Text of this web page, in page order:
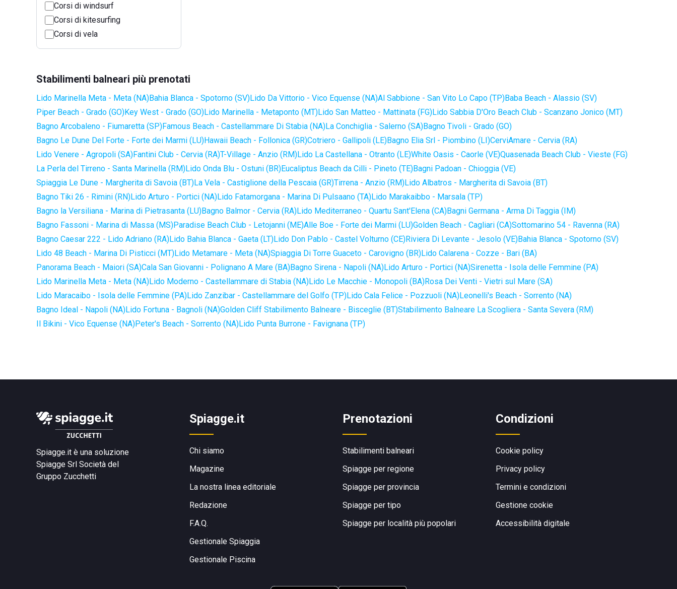
Corsi di windsurf
Corsi di kitesurfing
Corsi di vela
Stabilimenti balneari più prenotati
Lido Marinella Meta - Meta (NA)Bahia Blanca - Spotorno (SV)Lido Da Vittorio - Vico Equense (NA)Al Sabbione - San Vito Lo Capo (TP)Baba Beach - Alassio (SV)
Piper Beach - Grado (GO)Key West - Grado (GO)Lido Marinella - Metaponto (MT)Lido San Matteo - Mattinata (FG)Lido Sabbia D'Oro Beach Club - Scanzano Jonico (MT)
Bagno Arcobaleno - Fiumaretta (SP)Famous Beach - Castellammare Di Stabia (NA)La Conchiglia - Salerno (SA)Bagno Tivoli - Grado (GO)
Bagno Le Dune Del Forte - Forte dei Marmi (LU)Hawaii Beach - Follonica (GR)Cotriero - Gallipoli (LE)Bagno Elia Srl - Piombino (LI)CerviAmare - Cervia (RA)
Lido Venere - Agropoli (SA)Fantini Club - Cervia (RA)T-Village - Anzio (RM)Lido La Castellana - Otranto (LE)White Oasis - Caorle (VE)Quasenada Beach Club - Vieste (FG)
La Perla del Tirreno - Santa Marinella (RM)Lido Onda Blu - Ostuni (BR)Eucaliptus Beach da Cilli - Pineto (TE)Bagni Padoan - Chioggia (VE)
Spiaggia Le Dune - Margherita di Savoia (BT)La Vela - Castiglione della Pescaia (GR)Tirrena - Anzio (RM)Lido Albatros - Margherita di Savoia (BT)
Bagno Tiki 26 - Rimini (RN)Lido Arturo - Portici (NA)Lido Fatamorgana - Marina Di Pulsaano (TA)Lido Marakaibbo - Marsala (TP)
Bagno la Versiliana - Marina di Pietrasanta (LU)Bagno Balmor - Cervia (RA)Lido Mediterraneo - Quartu Sant'Elena (CA)Bagni Germana - Arma Di Taggia (IM)
Bagno Fassoni - Marina di Massa (MS)Paradise Beach Club - Letojanni (ME)Alle Boe - Forte dei Marmi (LU)Golden Beach - Cagliari (CA)Sottomarino 54 - Ravenna (RA)
Bagno Caesar 222 - Lido Adriano (RA)Lido Bahia Blanca - Gaeta (LT)Lido Don Pablo - Castel Volturno (CE)Riviera Di Levante - Jesolo (VE)Bahia Blanca - Spotorno (SV)
Lido 48 Beach - Marina Di Pisticci (MT)Lido Metamare - Meta (NA)Spiaggia Di Torre Guaceto - Carovigno (BR)Lido Calarena - Cozze - Bari (BA)
Panorama Beach - Maiori (SA)Cala San Giovanni - Polignano A Mare (BA)Bagno Sirena - Napoli (NA)Lido Arturo - Portici (NA)Sirenetta - Isola delle Femmine (PA)
Lido Marinella Meta - Meta (NA)Lido Moderno - Castellammare di Stabia (NA)Lido Le Macchie - Monopoli (BA)Rosa Dei Venti - Vietri sul Mare (SA)
Lido Maracaibo - Isola delle Femmine (PA)Lido Zanzibar - Castellammare del Golfo (TP)Lido Cala Felice - Pozzuoli (NA)Leonelli's Beach - Sorrento (NA)
Bagno Ideal - Napoli (NA)Lido Fortuna - Bagnoli (NA)Golden Cliff Stabilimento Balneare - Bisceglie (BT)Stabilimento Balneare La Scogliera - Santa Severa (RM)
Il Bikini - Vico Equense (NA)Peter's Beach - Sorrento (NA)Lido Punta Burrone - Favignana (TP)
Spiagge.it è una soluzione
Spiagge Srl Società del
Gruppo Zucchetti
Spiagge.it
Chi siamo
Magazine
La nostra linea editoriale
Redazione
F.A.Q.
Gestionale Spiaggia
Gestionale Piscina
Prenotazioni
Stabilimenti balneari
Spiagge per regione
Spiagge per provincia
Spiagge per tipo
Spiagge per località più popolari
Condizioni
Cookie policy
Privacy policy
Termini e condizioni
Gestione cookie
Accessibilità digitale